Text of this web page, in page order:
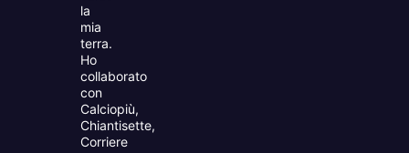
la
mia
terra.
Ho
collaborato
con
Calciopiù,
Chiantisette,
Corriere